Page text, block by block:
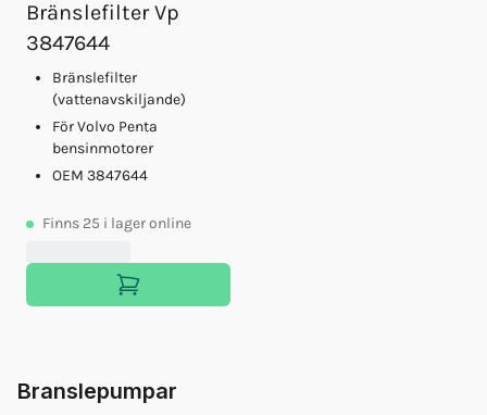
Bränslefilter Vp
3847644
Bränslefilter
(vattenavskiljande)
För Volvo Penta
bensinmotorer
OEM 3847644
Finns 25 i lager online
Branslepumpar